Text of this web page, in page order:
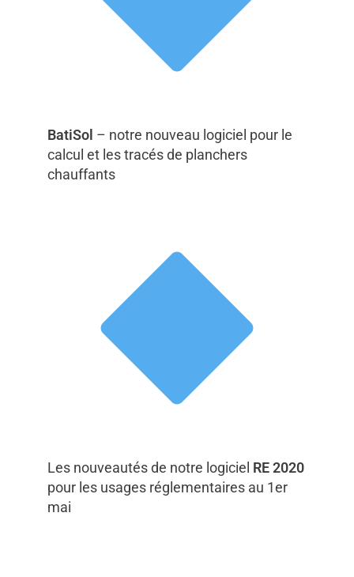
BatiSol – notre nouveau logiciel pour le
calcul et les tracés de planchers
chauffants
Les nouveautés de notre logiciel RE 2020
pour les usages réglementaires au 1er
mai